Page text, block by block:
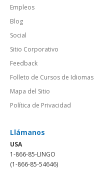
Empleos
Blog
Social
Sitio Corporativo
Feedback
Folleto de Cursos de Idiomas
Mapa del Sitio
Política de Privacidad
Llámanos
USA
1-866-85-LINGO
(1-866-85-54646)